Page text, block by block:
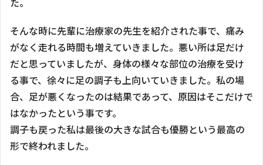
そんな時に先輩に治療家の先生を紹介された事で、痛み
がなく走れる時間も増えていきました。悪い所は足だけ
だと思っていましたが、身体の様々な部位の治療を受け
る事で、徐々に足の調子も上向いていきました。私の場
合、足が悪くなったのは結果であって、原因はそこだけで
はなかったという事です。
調子も戻った私は最後の大きな試合も優勝という最高の
形で終われました。